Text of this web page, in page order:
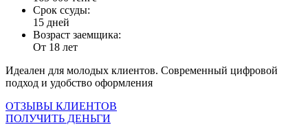
Срок ссуды:
15 дней
Возраст заемщика:
От 18 лет
Идеален для молодых клиентов. Современный цифровой
подход и удобство оформления
ОТЗЫВЫ КЛИЕНТОВ
ПОЛУЧИТЬ ДЕНЬГИ